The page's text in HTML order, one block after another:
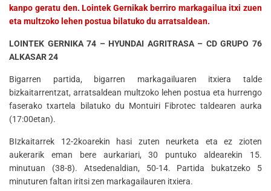
kanpo geratu den. Lointek Gernikak berriro markagailua itxi zuen
eta multzoko lehen postua bilatuko du arratsaldean.
LOINTEK GERNIKA 74 – HYUNDAI AGRITRASA – CD GRUPO 76
ALKASAR 24
Bigarren partida, bigarren markagailuaren itxiera talde
bizkaitarrentzat, arratsaldean multzoko lehen postua eta hurrengo
faserako txartela bilatuko du Montuiri Fibrotec taldearen aurka
(17:00etan).
BIzkaitarrek 12-2koarekin hasi zuten neurketa eta ez zioten
aukerarik eman bere aurkariari, 30 puntuko aldearekin 15.
minutuan (38-8). Atsedenaldian, 50-14. Partida bukatzeko 5
minuturen faltan iritsi zen markagailauren itxiera.